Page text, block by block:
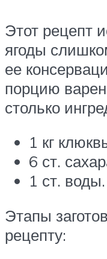
Этот рецепт
ягоды
ее
порцию
столько
1 кг
6 ст.
1 ст. воды.
Этапы
рецепту: